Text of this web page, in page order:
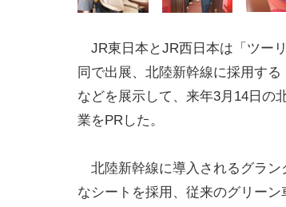
JR東日本とJR西日本は「ツー
同で出展、北陸新幹線に採用す
などを展示して、来年3月14日の
業をPRした。
北陸新幹線に導入されるグラン
なシートを採用、従来のグリー